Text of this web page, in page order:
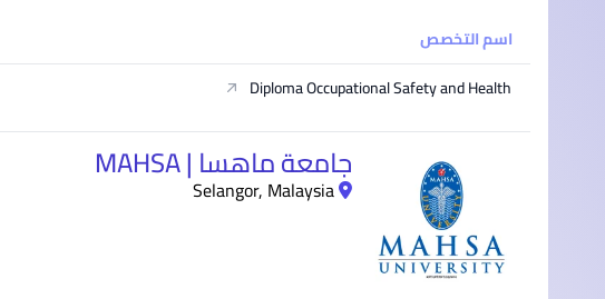
اسم التخصص
Diploma Occupational Safety and Health
جامعة ماهسا | MAHSA
Selangor, Malaysia